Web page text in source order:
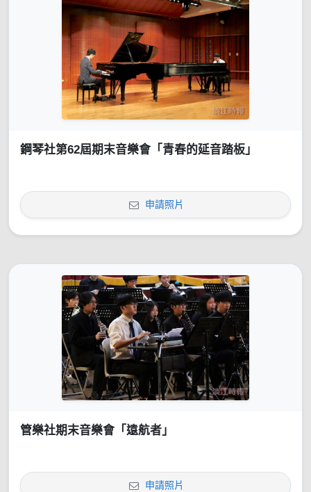
鋼琴社第62屆期末音樂會「青春的延音踏板」
申請照片
管樂社期末音樂會「遠航者」
申請照片